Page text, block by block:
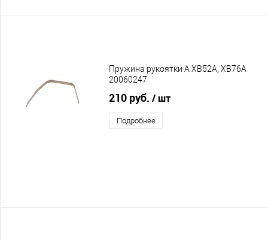
Пружина рукоятки А XB52A, XB76A
20060247
210 руб. / шт
Подробнее